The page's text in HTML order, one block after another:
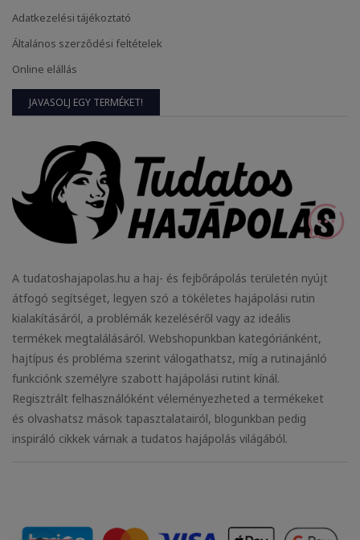
A tudatoshajapolas.hu a haj- és fejbőrápolás területén nyújt
átfogó segítséget, legyen szó a tökéletes hajápolási rutin
kialakításáról, a problémák kezeléséről vagy az ideális
termékek megtalálásáról. Webshopunkban kategóriánként,
hajtípus és probléma szerint válogathatsz, míg a rutinajánló
funkciónk személyre szabott hajápolási rutint kínál.
Regisztrált felhasználóként véleményezheted a termékeket
és olvashatsz mások tapasztalatairól, blogunkban pedig
inspiráló cikkek várnak a tudatos hajápolás világából.
Adatkezelési tájékoztató
Általános szerződési feltételek
Online elállás
JAVASOLJ EGY TERMÉKET!